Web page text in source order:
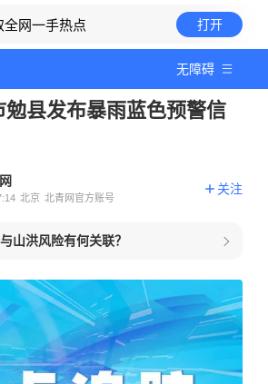
全网一手热点 打开
无障碍
勉县发布暴雨蓝色预警信
北京 北青网官方账号
关注
山洪风险有何关联？